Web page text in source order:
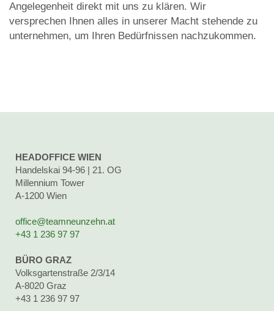
Angelegenheit direkt mit uns zu klären. Wir
versprechen Ihnen alles in unserer Macht stehende zu
unternehmen, um Ihren Bedürfnissen nachzukommen.
HEADOFFICE WIEN
Handelskai 94-96 | 21. OG
Millennium Tower
A-1200 Wien
office@teamneunzehn.at
+43 1 236 97 97
BÜRO GRAZ
Volksgartenstraße 2/3/14
A-8020 Graz
+43 1 236 97 97